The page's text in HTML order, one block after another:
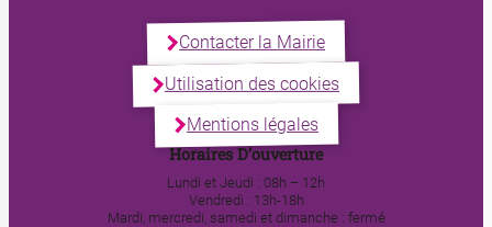
Contacter la Mairie
Utilisation des cookies
Mentions légales
Horaires D’ouverture
Lundi et Jeudi : 08h – 12h
Vendredi : 13h-18h
Mardi, mercredi, samedi et dimanche : fermé